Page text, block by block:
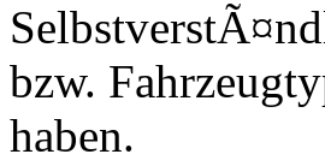
bzw.
haben.